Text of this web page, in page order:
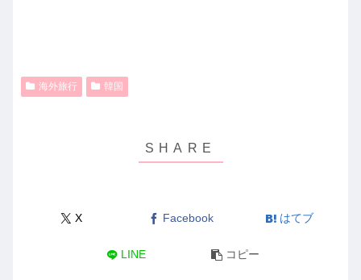
海外旅行 韓国
X Facebook はてブ
LINE コピー